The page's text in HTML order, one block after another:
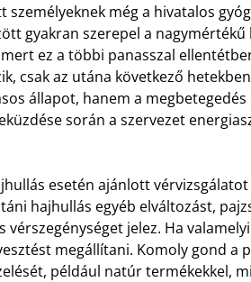
még a hivatalos
gyakran szerepel a nagymértékű
ez a többi panasszal
csak az utána következő
állapot, hanem a
során a szervezet
esetén ajánlott
hajhullás egyéb elváltozást,
jelez. Ha
megállítani. Komoly gond a
például natúr termékekkel,